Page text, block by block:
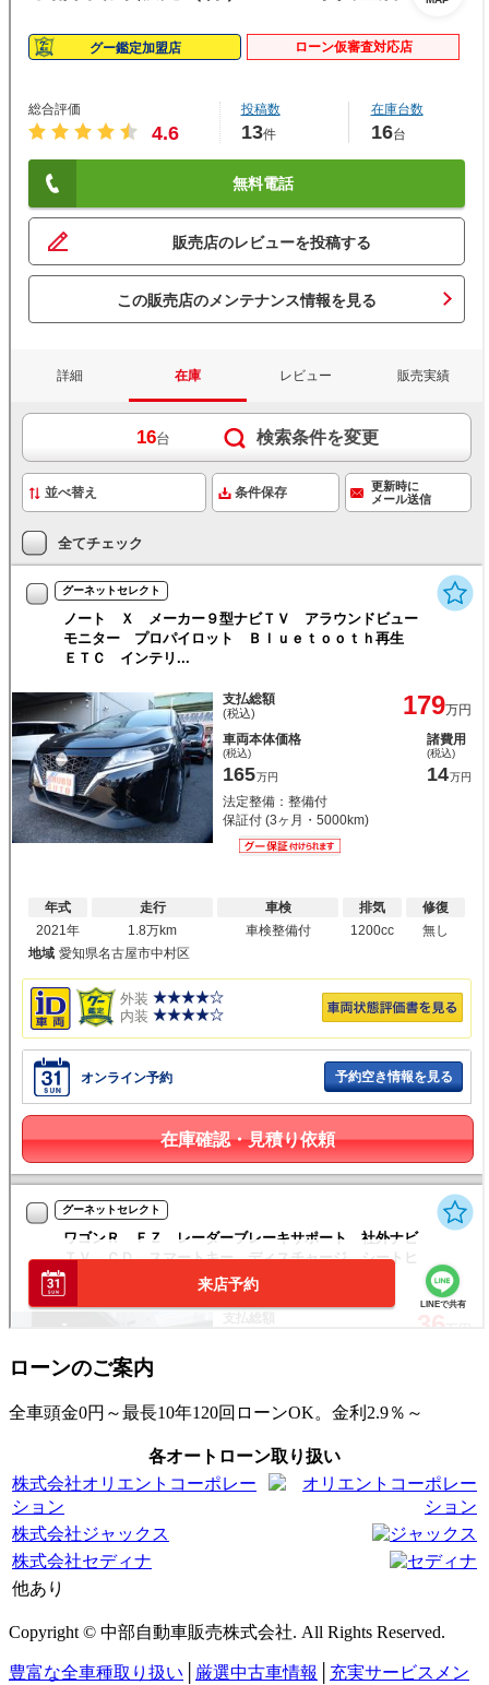
ローンのご案内
全車頭金0円～最長10年120回ローンOK。金利2.9％～
各オートローン取り扱い
株式会社オリエントコーポレー
ション
株式会社ジャックス
株式会社セディナ
他あり
Copyright © 中部自動車販売株式会社. All Rights Reserved.
豊富な全車種取り扱い 厳選中古車情報 充実サービスメン